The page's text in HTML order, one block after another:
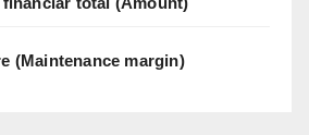
(Maintenance margin)